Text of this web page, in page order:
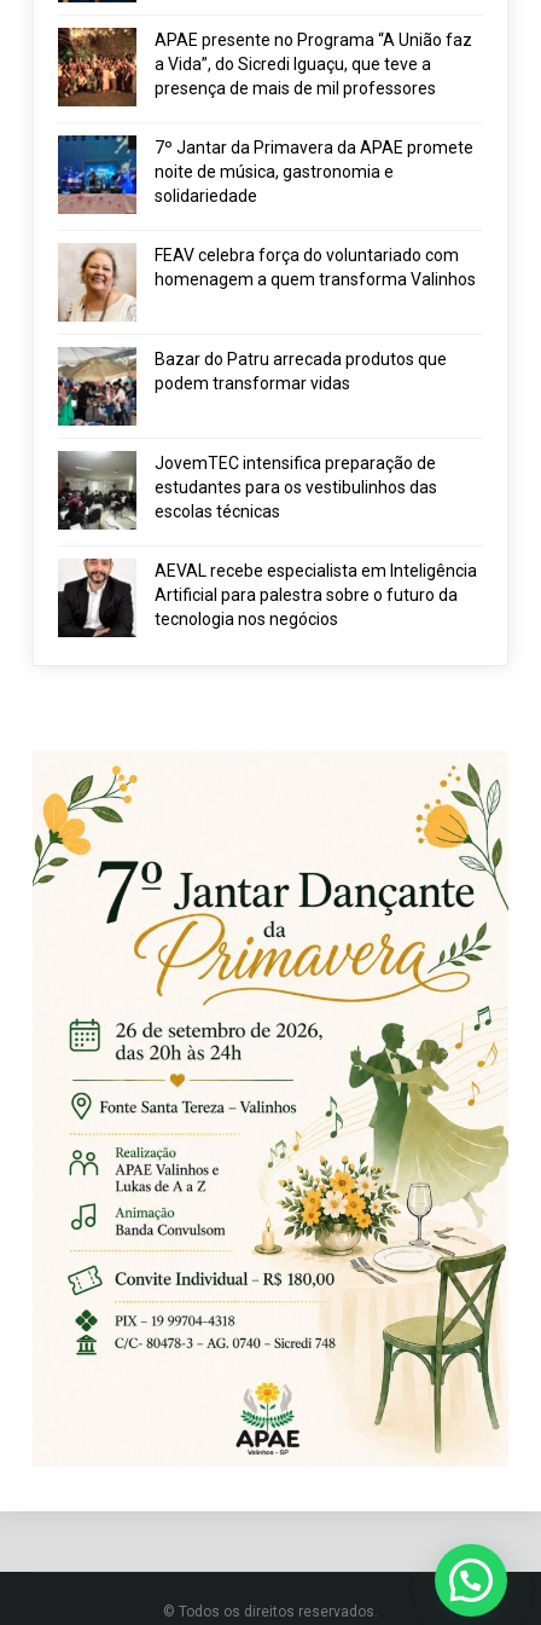
APAE presente no Programa “A União faz
a Vida”, do Sicredi Iguaçu, que teve a
presença de mais de mil professores
7º Jantar da Primavera da APAE promete
noite de música, gastronomia e
solidariedade
FEAV celebra força do voluntariado com
homenagem a quem transforma Valinhos
Bazar do Patru arrecada produtos que
podem transformar vidas
JovemTEC intensifica preparação de
estudantes para os vestibulinhos das
escolas técnicas
AEVAL recebe especialista em Inteligência
Artificial para palestra sobre o futuro da
tecnologia nos negócios
© Todos os direitos reservados.